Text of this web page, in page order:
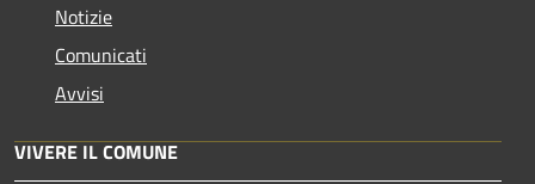
Notizie
Comunicati
Avvisi
VIVERE IL COMUNE